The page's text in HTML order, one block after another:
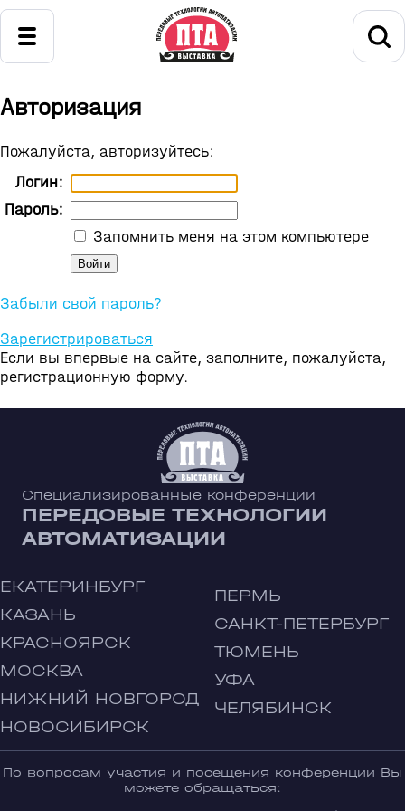
Авторизация
Пожалуйста, авторизуйтесь:
Логин:
Пароль:
Запомнить меня на этом компьютере
Забыли свой пароль?
Зарегистрироваться
Если вы впервые на сайте, заполните, пожалуйста,
регистрационную форму.
Специализированные конференции
ПЕРЕДОВЫЕ ТЕХНОЛОГИИ
АВТОМАТИЗАЦИИ
ЕКАТЕРИНБУРГ
КАЗАНЬ
КРАСНОЯРСК
МОСКВА
НИЖНИЙ НОВГОРОД
НОВОСИБИРСК
ПЕРМЬ
САНКТ-ПЕТЕРБУРГ
ТЮМЕНЬ
УФА
ЧЕЛЯБИНСК
По вопросам участия и посещения конференции Вы
можете обращаться: